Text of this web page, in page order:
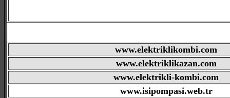
www.elektriklikombi.com
www.elektriklikazan.com
www.elektrikli-kombi.com
www.isipompasi.web.tr